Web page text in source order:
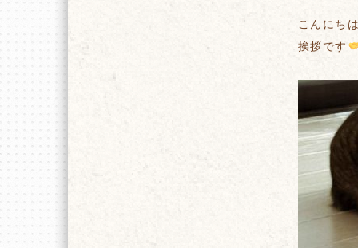
こんにち
挨拶です